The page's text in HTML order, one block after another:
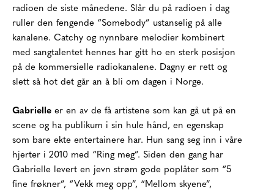
radioen de siste månedene. Slår du på radioen i dag
ruller den fengende “Somebody” ustanselig på alle
kanalene. Catchy og nynnbare melodier kombinert
med sangtalentet hennes har gitt ho en sterk posisjon
på de kommersielle radiokanalene. Dagny er rett og
slett så hot det går an å bli om dagen i Norge.
Gabrielle er en av de få artistene som kan gå ut på en
scene og ha publikum i sin hule hånd, en egenskap
som bare ekte entertainere har. Hun sang seg inn i våre
hjerter i 2010 med “Ring meg”. Siden den gang har
Gabrielle levert en jevn strøm gode poplåter som “5
fine frøkner”, “Vekk meg opp”, “Mellom skyene”,